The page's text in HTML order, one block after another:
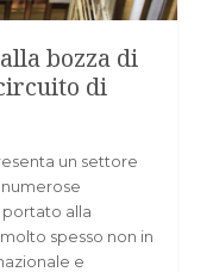
bozza di
di
un settore
alla
spesso non in
e